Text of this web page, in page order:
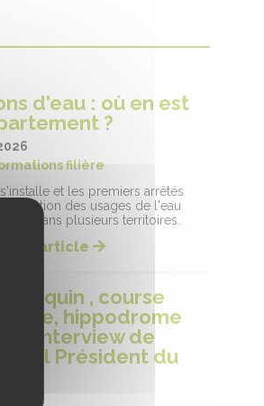
d'eau : où en est
?
filière
s'installe et les premiers arrêtés
limitation des usages de l'eau
dans plusieurs territoires.
de l'article
équin , course
Care, hippodrome
- interview de
Président du